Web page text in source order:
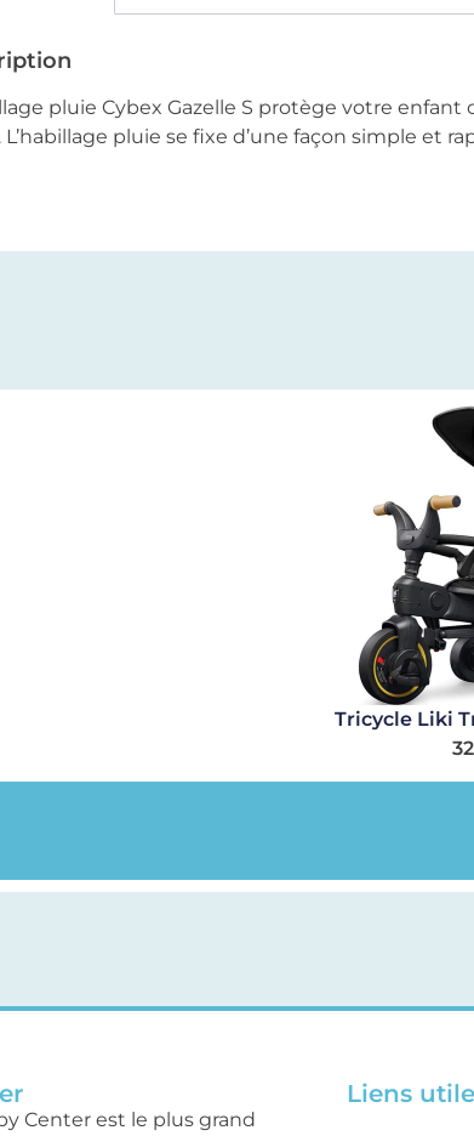
pluie Cybex Gazelle S protège votre
L’habillage pluie se fixe d’une façon simple et
Tricycle Liki
Center est le plus grand
Liens